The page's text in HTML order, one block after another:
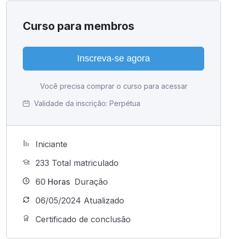
Curso para membros
Inscreva-se agora
Você precisa comprar o curso para acessar
Validade da inscrição: Perpétua
Iniciante
233 Total matriculado
60 Horas Duração
06/05/2024 Atualizado
Certificado de conclusão